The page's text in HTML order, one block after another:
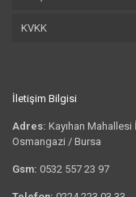
KVKK
İletişim Bilgisi
Adres: Kayıhan
Osmangazi / Bursa
Gsm: 0532 557 23 97